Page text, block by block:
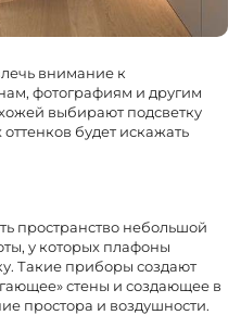
внимание к
фотографиям и другим
выбирают подсветку
будет искажать
пространство небольшой
у которых плафоны
Такие приборы создают
стены и создающее в
простора и воздушности.